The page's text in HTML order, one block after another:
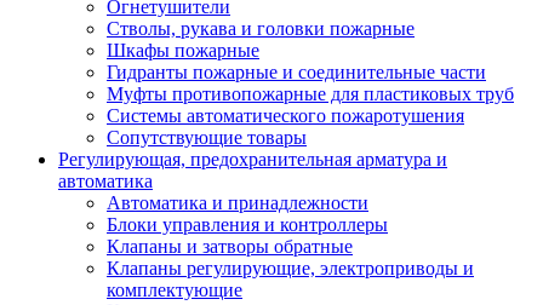
Огнетушители
Стволы, рукава и головки пожарные
Шкафы пожарные
Гидранты пожарные и соединительные части
Муфты противопожарные для пластиковых труб
Системы автоматического пожаротушения
Сопутствующие товары
Регулирующая, предохранительная арматура и
автоматика
Автоматика и принадлежности
Блоки управления и контроллеры
Клапаны и затворы обратные
Клапаны регулирующие, электроприводы и
комплектующие